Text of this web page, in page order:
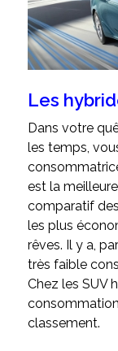
Les
Dans votre
les temps,
est la
comparatif
les plus
rêves. Il y a,
très faible
Chez les SUV
classement.